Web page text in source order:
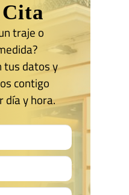
traje o
tus datos y
contigo
día y hora.